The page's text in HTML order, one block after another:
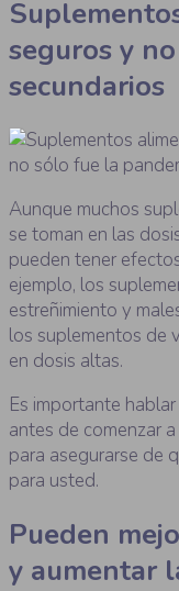
seguros y
secundarios
Aunque muchos
se toman en las
pueden tener
ejemplo, los
estreñimiento y
los suplementos de
en dosis altas.
Es importante
antes de comenzar
para asegurarse de
para usted.
Pueden
y aumentar